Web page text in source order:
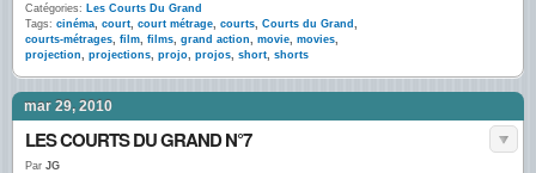
Catégories: Les Courts Du Grand
Tags: cinéma, court, court métrage, courts, Courts du Grand ,
courts-métrages, film, films, grand action, movie, movies,
projection, projections, projo, projos, short, shorts
mar 29, 2010
LES COURTS DU GRAND N°7
Par JG